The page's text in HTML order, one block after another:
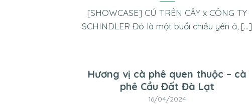
[SHOWCASE] CÚ TRÊN CÂY x CÔNG TY
SCHINDLER Đó là một buổi chiều yên ả, [...]
Hương vị cà phê quen thuộc – cà
phê Cầu Đất Đà Lạt
16/04/2024